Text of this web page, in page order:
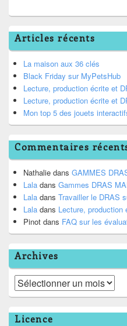
Articles récents
La maison aux 36 clés
Black Friday sur MyPetsHub
Lecture, production écrite et
Lecture, production écrite et
Mon top 5 des jouets
Commentaires
Nathalie dans GAMMES
Lala dans Gammes DRAS
Lala dans Travailler le DRAS
Lala dans Lecture, production
Pinot dans FAQ sur les
Archives
Archives
Licence